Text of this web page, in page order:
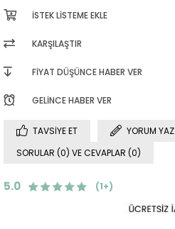
İSTEK LISTEME EKLE
KARŞILAŞTIR
FIYAT DÜŞÜNCE HABER VER
GELINCE HABER VER
TAVSIYE ET
YORUM YAZ
SORULAR (0) VE CEVAPLAR (0)
5.0 (1+)